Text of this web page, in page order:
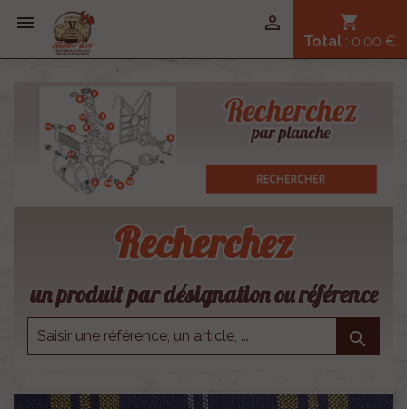
 shopping_cart
Total : 0,00 €

Recherchez
un produit par désignation ou référence
